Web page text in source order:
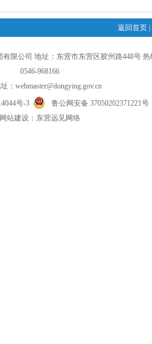
返回首页
限公司 地址：东营市东营区胶州路448号
0546-968166
： webmaster@dongying.gov.cn
号-3
鲁公网安备 37050202371221号
网站建设： 东营远见网络